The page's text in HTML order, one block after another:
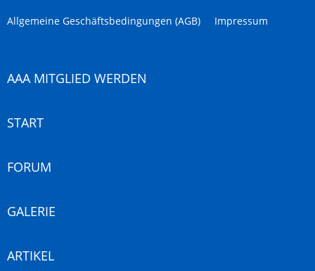
Allgemeine Geschäftsbedingungen (AGB) Impressum
AAA MITGLIED WERDEN
START
FORUM
GALERIE
ARTIKEL